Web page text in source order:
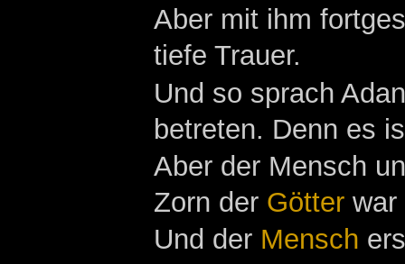
Aber mit ihm
tiefe Trauer.
Und so sprach
betreten. Denn es
Aber der Mensch
Zorn der Götter war
Und der Mensch